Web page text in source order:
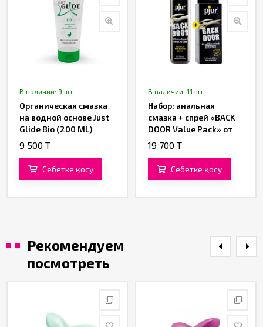
В наличии: 9 шт.
Органическая смазка
на водной основе Just
Glide Bio (200 ML)
9 500 T
Себетке қосу
В наличии: 11 шт.
Набор: анальная
смазка + спрей «BACK
DOOR Value Pack» от
«Pjur»
19 700 T
Себетке қосу
Рекомендуем
посмотреть